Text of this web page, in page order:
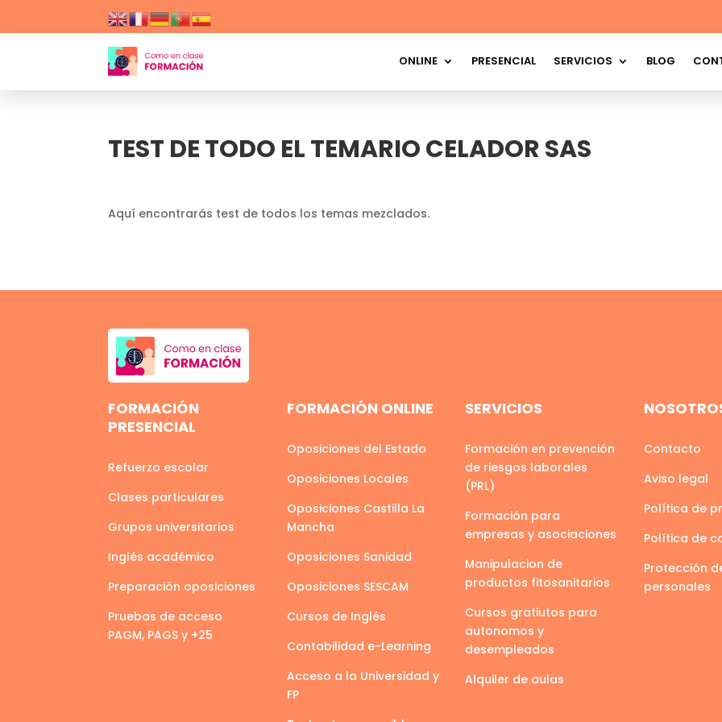
ONLINE PRESENCIAL SERVICIOS BLOG
TEST DE TODO EL TEMARIO CELADOR SAS
Aquí encontrarás test de todos los temas mezclados.
FORMACIÓN
PRESENCIAL
Refuerzo escolar
Clases particulares
Grupos universitarios
Inglés académico
Preparación oposiciones
Pruebas de acceso
PAGM, PAGS y +25
FORMACIÓN ONLINE
Oposiciones del Estado
Oposiciones Locales
Oposiciones Castilla La
Mancha
Oposiciones Sanidad
Oposiciones SESCAM
Cursos de Inglés
Contabilidad e-Learning
Acceso a la Universidad y
FP
SERVICIOS
Formación en prevención
de riesgos laborales
(PRL)
Formación para
empresas y asociaciones
Manipulacion de
productos fitosanitarios
Cursos gratiutos para
autonomos y
desempleados
Alquiler de aulas
Contacto
Aviso legal
Política de
Política de
Protección
personales